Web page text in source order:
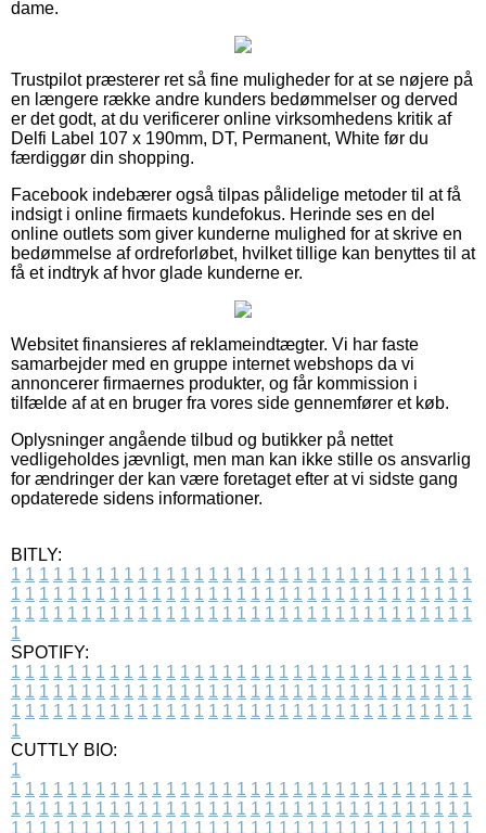
dame.
Trustpilot præsterer ret så fine muligheder for at se nøjere på
en længere række andre kunders bedømmelser og derved
er det godt, at du verificerer online virksomhedens kritik af
Delfi Label 107 x 190mm, DT, Permanent, White før du
færdiggør din shopping.
Facebook indebærer også tilpas pålidelige metoder til at få
indsigt i online firmaets kundefokus. Herinde ses en del
online outlets som giver kunderne mulighed for at skrive en
bedømmelse af ordreforløbet, hvilket tillige kan benyttes til at
få et indtryk af hvor glade kunderne er.
Websitet finansieres af reklameindtægter. Vi har faste
samarbejder med en gruppe internet webshops da vi
annoncerer firmaernes produkter, og får kommission i
tilfælde af at en bruger fra vores side gennemfører et køb.
Oplysninger angående tilbud og butikker på nettet
vedligeholdes jævnligt, men man kan ikke stille os ansvarlig
for ændringer der kan være foretaget efter at vi sidste gang
opdaterede sidens informationer.
BITLY:
1 1 1 1 1 1 1 1 1 1 1 1 1 1 1 1 1 1 1 1 1 1 1 1 1 1 1 1 1 1 1 1 1
1 1 1 1 1 1 1 1 1 1 1 1 1 1 1 1 1 1 1 1 1 1 1 1 1 1 1 1 1 1 1 1 1
1 1 1 1 1 1 1 1 1 1 1 1 1 1 1 1 1 1 1 1 1 1 1 1 1 1 1 1 1 1 1 1 1
1
SPOTIFY:
1 1 1 1 1 1 1 1 1 1 1 1 1 1 1 1 1 1 1 1 1 1 1 1 1 1 1 1 1 1 1 1 1
1 1 1 1 1 1 1 1 1 1 1 1 1 1 1 1 1 1 1 1 1 1 1 1 1 1 1 1 1 1 1 1 1
1 1 1 1 1 1 1 1 1 1 1 1 1 1 1 1 1 1 1 1 1 1 1 1 1 1 1 1 1 1 1 1 1
1
CUTTLY BIO:
1
1 1 1 1 1 1 1 1 1 1 1 1 1 1 1 1 1 1 1 1 1 1 1 1 1 1 1 1 1 1 1 1 1
1 1 1 1 1 1 1 1 1 1 1 1 1 1 1 1 1 1 1 1 1 1 1 1 1 1 1 1 1 1 1 1 1
1 1 1 1 1 1 1 1 1 1 1 1 1 1 1 1 1 1 1 1 1 1 1 1 1 1 1 1 1 1 1 1 1